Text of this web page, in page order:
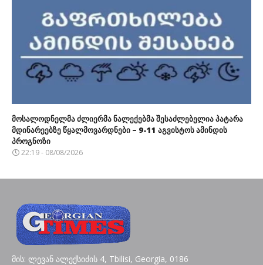
მოსალოდნელმა ძლიერმა ნალექებმა შესაძლებელია პატარა
მდინარეებზე წყალმოვარდნები – 9-11 აგვისტოს ამინდის
პროგნოზი
22:19 - 08/08/2026
მის: ლევან ალექსიძის 4, Tbilisi, Georgia, 0186